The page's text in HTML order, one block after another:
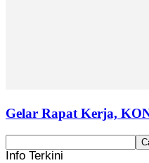
Gelar Rapat Kerja,
Info Terkini